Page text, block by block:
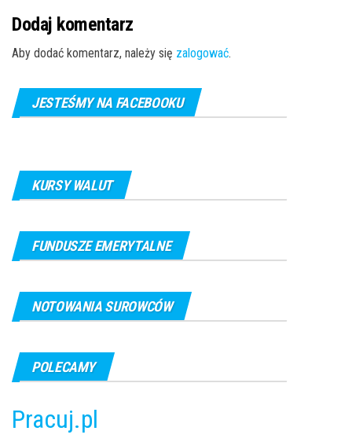
Dodaj komentarz
Aby dodać komentarz, należy się zalogować.
JESTEŚMY NA FACEBOOKU
KURSY WALUT
FUNDUSZE EMERYTALNE
NOTOWANIA SUROWCÓW
POLECAMY
Pracuj.pl